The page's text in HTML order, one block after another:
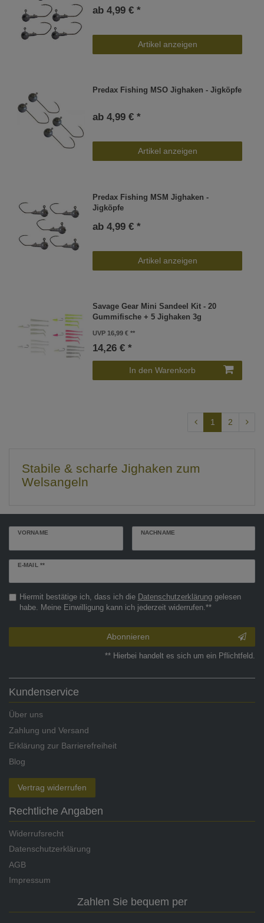
ab 4,99 € *
Artikel anzeigen
Predax Fishing MSO Jighaken - Jigköpfe
ab 4,99 € *
Artikel anzeigen
Predax Fishing MSM Jighaken -
Jigköpfe
ab 4,99 € *
Artikel anzeigen
Savage Gear Mini Sandeel Kit - 20
Gummifische + 5 Jighaken 3g
UVP 16,99 €
14,26 € *
In den Warenkorb
1 2
Stabile & scharfe Jighaken zum
Welsangeln
VORNAME NACHNAME
E-MAIL **
Newsletter
Hiermit bestätige ich, dass ich die Daten­schutz­erklärunggelesen
habe. Meine Einwilligung kann ich jederzeit widerrufen.**
Abonnieren
** Hierbei handelt es sich um ein Pflichtfeld.
Kundenservice
Über uns
Zahlung und Versand
Erklärung zur Barrierefreiheit
Blog
Vertrag widerrufen
Rechtliche Angaben
Widerrufsrecht
Datenschutzerklärung
AGB
Impressum
Zahlen Sie bequem per